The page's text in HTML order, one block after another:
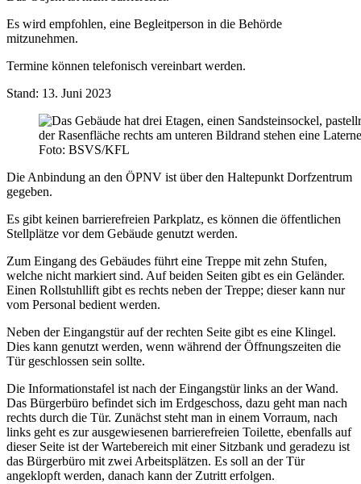
Es wird empfohlen, eine Begleitperson in die Behörde
mitzunehmen.
Termine können telefonisch vereinbart werden.
Stand: 13. Juni 2023
Foto: BSVS/KFL
Die Anbindung an den ÖPNV ist über den Haltepunkt Dorfzentrum
gegeben.
Es gibt keinen barrierefreien Parkplatz, es können die öffentlichen
Stellplätze vor dem Gebäude genutzt werden.
Zum Eingang des Gebäudes führt eine Treppe mit zehn Stufen,
welche nicht markiert sind. Auf beiden Seiten gibt es ein Geländer.
Einen Rollstuhllift gibt es rechts neben der Treppe; dieser kann nur
vom Personal bedient werden.
Neben der Eingangstür auf der rechten Seite gibt es eine Klingel.
Dies kann genutzt werden, wenn während der Öffnungszeiten die
Tür geschlossen sein sollte.
Die Informationstafel ist nach der Eingangstür links an der Wand.
Das Bürgerbüro befindet sich im Erdgeschoss, dazu geht man nach
rechts durch die Tür. Zunächst steht man in einem Vorraum, nach
links geht es zur ausgewiesenen barrierefreien Toilette, ebenfalls auf
dieser Seite ist der Wartebereich mit einer Sitzbank und geradezu ist
das Bürgerbüro mit zwei Arbeitsplätzen. Es soll an der Tür
angeklopft werden, danach kann der Zutritt erfolgen.